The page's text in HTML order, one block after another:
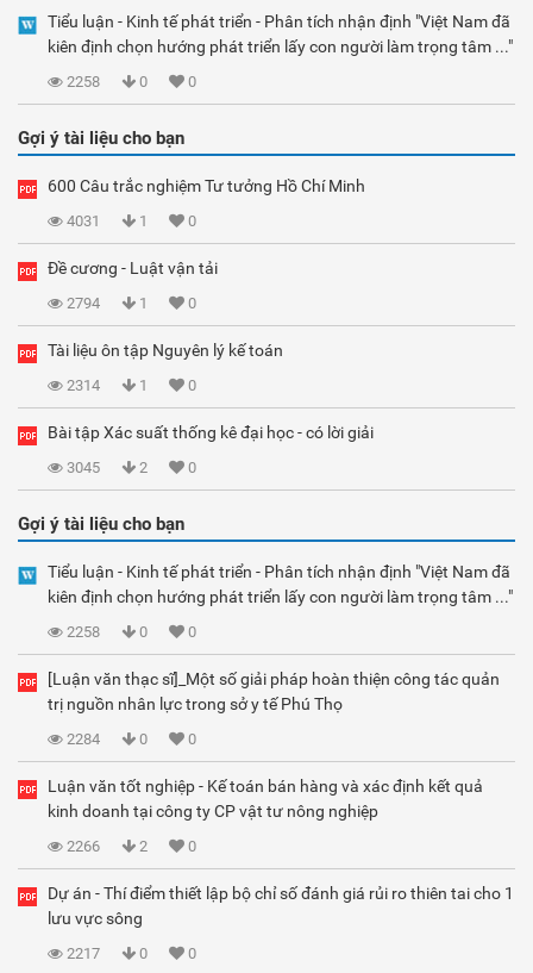
Tiểu luận - Kinh tế phát triển - Phân tích nhận định "Việt Nam đã
kiên định chọn hướng phát triển lấy con người làm trọng tâm ..."
2258 0 0
Gợi ý tài liệu cho bạn
600 Câu trắc nghiệm Tư tưởng Hồ Chí Minh
4031 1 0
Đề cương - Luật vận tải
2794 1 0
Tài liệu ôn tập Nguyên lý kế toán
2314 1 0
Bài tập Xác suất thống kê đại học - có lời giải
3045 2 0
Gợi ý tài liệu cho bạn
Tiểu luận - Kinh tế phát triển - Phân tích nhận định "Việt Nam đã
kiên định chọn hướng phát triển lấy con người làm trọng tâm ..."
2258 0 0
[Luận văn thạc sĩ]_Một số giải pháp hoàn thiện công tác quản
trị nguồn nhân lực trong sở y tế Phú Thọ
2284 0 0
Luận văn tốt nghiệp - Kế toán bán hàng và xác định kết quả
kinh doanh tại công ty CP vật tư nông nghiệp
2266 2 0
Dự án - Thí điểm thiết lập bộ chỉ số đánh giá rủi ro thiên tai cho 1
lưu vực sông
2217 0 0